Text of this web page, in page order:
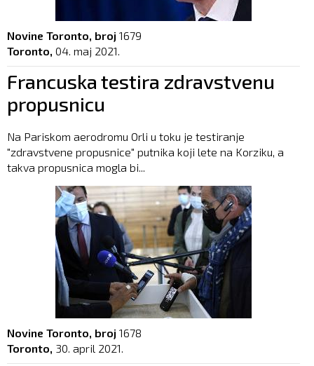
Novine Toronto, broj 1679
Toronto, 04. maj 2021.
Francuska testira zdravstvenu
propusnicu
Na Pariskom aerodromu Orli u toku je testiranje
"zdravstvene propusnice" putnika koji lete na Korziku, a
takva propusnica mogla bi...
Novine Toronto, broj 1678
Toronto, 30. april 2021.